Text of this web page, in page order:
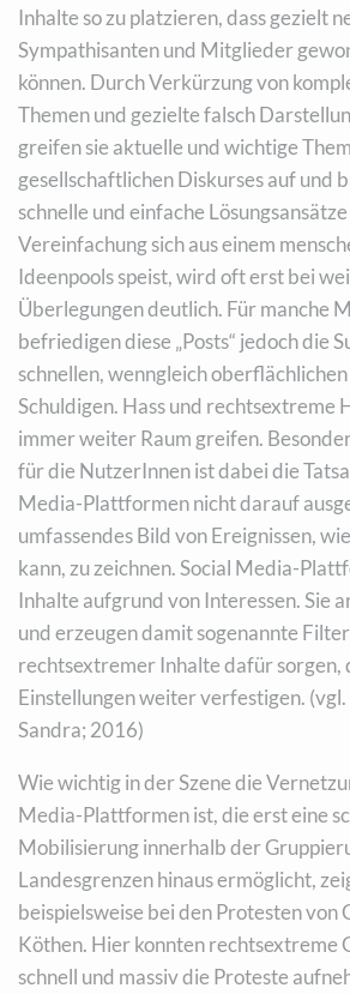
Inhalte so zu platzieren, dass gezielt
Sympathisanten und Mitglieder
können. Durch Verkürzung von
Themen und gezielte falsch
greifen sie aktuelle und wichtige
gesellschaftlichen Diskurses auf und
schnelle und einfache
Vereinfachung sich aus einem
Ideenpools speist, wird oft erst bei
Überlegungen deutlich. Für manche
befriedigen diese „Posts“ jedoch die
schnellen, wenngleich oberflächlichen
Schuldigen. Hass und rechtsextreme
immer weiter Raum greifen.
für die NutzerInnen ist dabei die
Media-Plattformen nicht darauf
umfassendes Bild von Ereignissen,
kann, zu zeichnen. Social Media-
Inhalte aufgrund von Interessen. Sie
und erzeugen damit sogenannte
rechtsextremer Inhalte dafür sorgen,
Einstellungen weiter verfestigen.
Sandra; 2016)
Wie wichtig in der Szene die
Media-Plattformen ist, die erst eine
Mobilisierung innerhalb der
Landesgrenzen hinaus ermöglicht,
beispielsweise bei den Protesten von
Köthen. Hier konnten rechtsextreme
schnell und massiv die Proteste